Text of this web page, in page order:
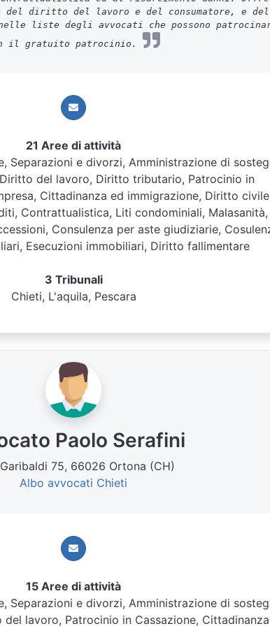
del diritto del lavoro e del consumatore, e
liste degli avvocati che possono
il gratuito patrocinio.
21 Aree di attività
Separazioni e divorzi, Amministrazione di
del lavoro, Diritto tributario, Patrocinio in
Cittadinanza ed immigrazione, Diritto civile
Contrattualistica, Liti condominiali, Malasanità,
Consulenza per aste giudiziarie,
Esecuzioni immobiliari, Diritto fallimentare
3 Tribunali
Chieti, L'aquila, Pescara
Paolo Serafini
75, 66026 Ortona (CH)
Albo avvocati Chieti
15 Aree di attività
Separazioni e divorzi, Amministrazione di
lavoro, Patrocinio in Cassazione,